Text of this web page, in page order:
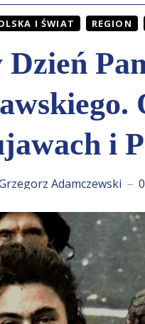
I ŚWIAT REGION
i
Adamczewski —